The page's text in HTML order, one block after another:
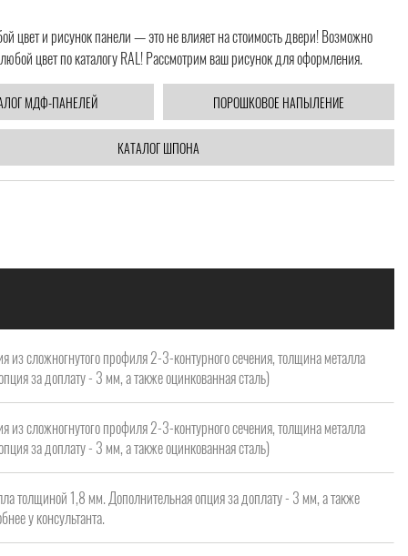
цвет и рисунок панели — это не влияет на стоимость двери! Возможно
цвет по каталогу RAL! Рассмотрим ваш рисунок для оформления.
МДФ-ПАНЕЛЕЙ ПОРОШКОВОЕ НАПЫЛЕНИЕ
КАТАЛОГ ШПОНА
из сложногнутого профиля 2-3-контурного сечения, толщина металла
за доплату - 3 мм, а также оцинкованная сталь)
из сложногнутого профиля 2-3-контурного сечения, толщина металла
за доплату - 3 мм, а также оцинкованная сталь)
толщиной 1,8 мм. Дополнительная опция за доплату - 3 мм, а также
у консультанта.